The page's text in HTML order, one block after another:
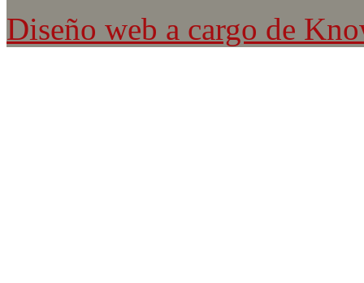
Diseño web a cargo de